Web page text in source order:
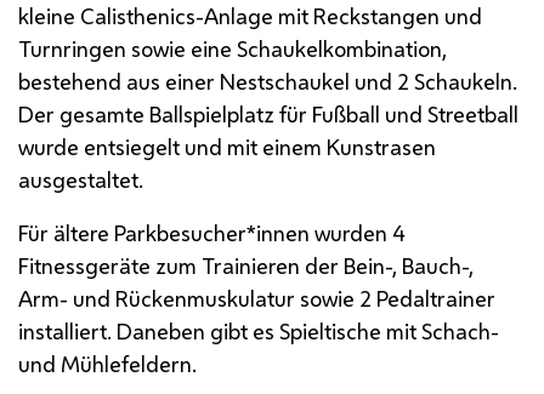
kleine Calisthenics-Anlage mit Reckstangen und
Turnringen sowie eine Schaukelkombination,
bestehend aus einer Nestschaukel und 2 Schaukeln.
Der gesamte Ballspielplatz für Fußball und Streetball
wurde entsiegelt und mit einem Kunstrasen
ausgestaltet.
Für ältere Parkbesucher*innen wurden 4
Fitnessgeräte zum Trainieren der Bein-, Bauch-,
Arm- und Rückenmuskulatur sowie 2 Pedaltrainer
installiert. Daneben gibt es Spieltische mit Schach-
und Mühlefeldern.